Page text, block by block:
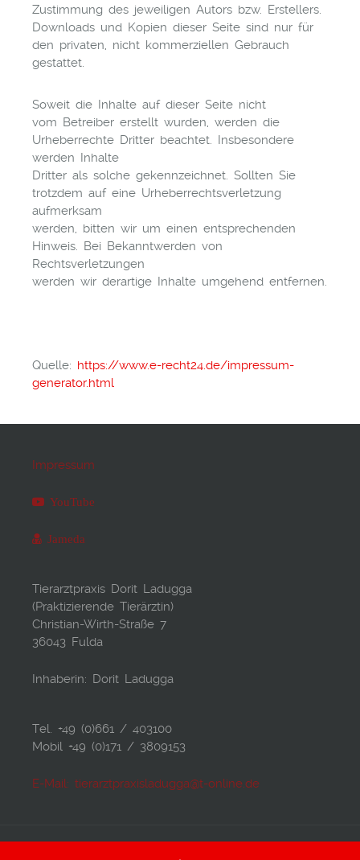
Zustimmung des jeweiligen Autors bzw. Erstellers.
Downloads und Kopien dieser Seite sind nur für
den privaten, nicht kommerziellen Gebrauch
gestattet.
Soweit die Inhalte auf dieser Seite nicht
vom Betreiber erstellt wurden, werden die
Urheberrechte Dritter beachtet. Insbesondere
werden Inhalte
Dritter als solche gekennzeichnet. Sollten Sie
trotzdem auf eine Urheberrechtsverletzung
aufmerksam
werden, bitten wir um einen entsprechenden
Hinweis. Bei Bekanntwerden von
Rechtsverletzungen
werden wir derartige Inhalte umgehend entfernen.
Quelle: https://www.e-recht24.de/impressum-
generator.html
Impressum
YouTube
Jameda
Tierarztpraxis Dorit Ladugga
(Praktizierende Tierärztin)
Christian-Wirth-Straße 7
36043 Fulda
Inhaberin: Dorit Ladugga
Tel. +49 (0)661 / 403100
Mobil +49 (0)171 / 3809153
E-Mail: tierarztpraxisladugga@t-online.de